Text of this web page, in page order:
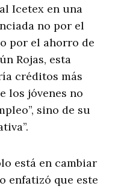
Icetex en una
no por el
por el ahorro de
Rojas, esta
créditos más
los jóvenes no
sino de su
está en cambiar
enfatizó que este